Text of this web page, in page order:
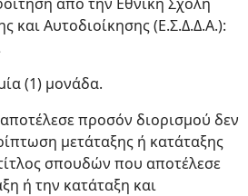
και Αυτοδιοίκησης (Ε.Σ.Δ.Δ.Α.):
(1) μονάδα.
προσόν διορισμού δεν
μετάταξης ή κατάταξης
σπουδών που αποτέλεσε
ή την κατάταξη και